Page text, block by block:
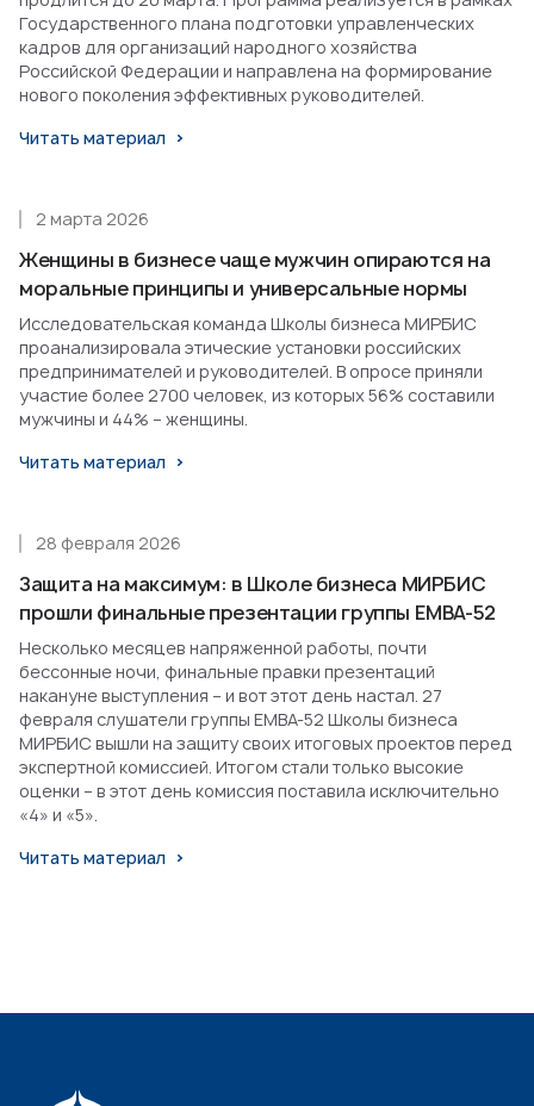
Государственного плана подготовки управленческих
кадров для организаций народного хозяйства
Российской Федерации и направлена на формирование
нового поколения эффективных руководителей.
Читать материал
Женщины в бизнесе чаще мужчин опираются на
моральные принципы и универсальные нормы
2 марта 2026
Исследовательская команда Школы бизнеса МИРБИС
проанализировала этические установки российских
предпринимателей и руководителей. В опросе приняли
участие более 2700 человек, из которых 56% составили
мужчины и 44% – женщины.
Читать материал
Защита на максимум: в Школе бизнеса МИРБИС
прошли финальные презентации группы EMBA-52
28 февраля 2026
Несколько месяцев напряженной работы, почти
бессонные ночи, финальные правки презентаций
накануне выступления – и вот этот день настал. 27
февраля слушатели группы EMBA-52 Школы бизнеса
МИРБИС вышли на защиту своих итоговых проектов перед
экспертной комиссией. Итогом стали только высокие
оценки – в этот день комиссия поставила исключительно
«4» и «5».
Читать материал